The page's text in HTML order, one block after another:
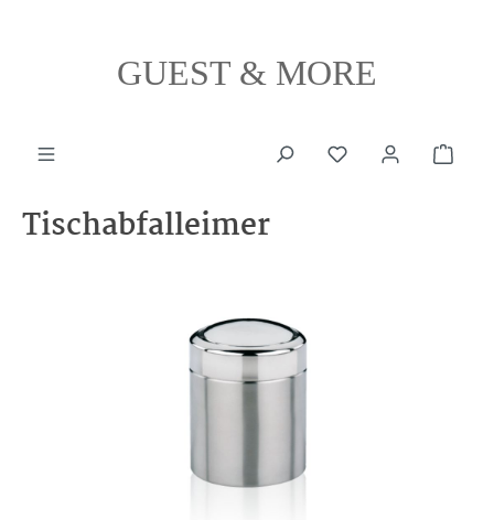
GUEST & MORE
Tischabfalleimer
Bildergalerie überspringen